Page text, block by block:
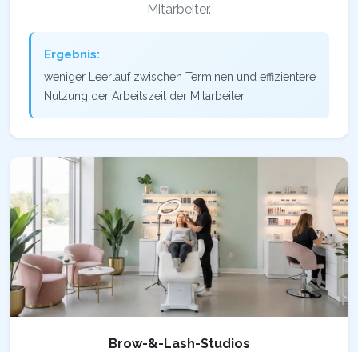
Mitarbeiter.
Ergebnis:
weniger Leerlauf zwischen Terminen und effizientere
Nutzung der Arbeitszeit der Mitarbeiter.
Brow-&-Lash-Studios